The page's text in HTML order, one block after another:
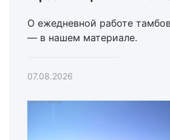
О ежедневной работе
— в нашем материале.
07.08.2026